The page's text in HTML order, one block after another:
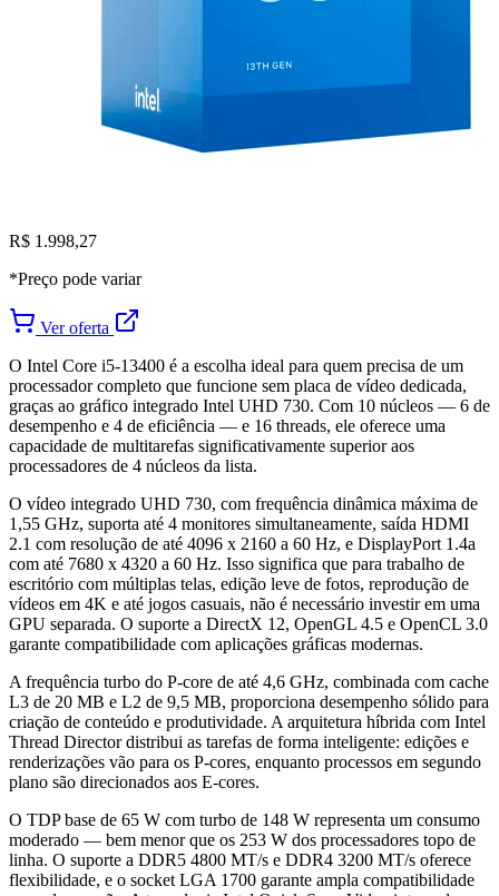
R$ 1.998,27
*Preço pode variar
Ver oferta
O Intel Core i5-13400 é a escolha ideal para quem precisa de um
processador completo que funcione sem placa de vídeo dedicada,
graças ao gráfico integrado Intel UHD 730. Com 10 núcleos — 6 de
desempenho e 4 de eficiência — e 16 threads, ele oferece uma
capacidade de multitarefas significativamente superior aos
processadores de 4 núcleos da lista.
O vídeo integrado UHD 730, com frequência dinâmica máxima de
1,55 GHz, suporta até 4 monitores simultaneamente, saída HDMI
2.1 com resolução de até 4096 x 2160 a 60 Hz, e DisplayPort 1.4a
com até 7680 x 4320 a 60 Hz. Isso significa que para trabalho de
escritório com múltiplas telas, edição leve de fotos, reprodução de
vídeos em 4K e até jogos casuais, não é necessário investir em uma
GPU separada. O suporte a DirectX 12, OpenGL 4.5 e OpenCL 3.0
garante compatibilidade com aplicações gráficas modernas.
A frequência turbo do P-core de até 4,6 GHz, combinada com cache
L3 de 20 MB e L2 de 9,5 MB, proporciona desempenho sólido para
criação de conteúdo e produtividade. A arquitetura híbrida com Intel
Thread Director distribui as tarefas de forma inteligente: edições e
renderizações vão para os P-cores, enquanto processos em segundo
plano são direcionados aos E-cores.
O TDP base de 65 W com turbo de 148 W representa um consumo
moderado — bem menor que os 253 W dos processadores topo de
linha. O suporte a DDR5 4800 MT/s e DDR4 3200 MT/s oferece
flexibilidade, e o socket LGA 1700 garante ampla compatibilidade